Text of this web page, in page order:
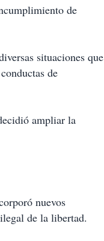
de
situaciones que
de
ampliar la
nuevos
de la libertad.